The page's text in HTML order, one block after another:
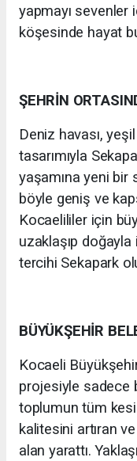
yapmayı sevenler
köşesinde hayat
ŞEHRİN
Deniz havası,
tasarımıyla
yaşamına yeni bir
böyle geniş ve
Kocaelililer için
uzaklaşıp
tercihi Sekapark
BÜYÜKŞEHİR
Kocaeli
projesiyle sadece
toplumun tüm
kalitesini artıran
alan yarattı.